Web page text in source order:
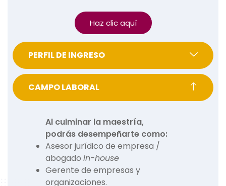
Haz clic aquí
PERFIL DE INGRESO
CAMPO LABORAL
Al culminar la maestría,
podrás desempeñarte como:
Asesor jurídico de empresa /
abogado in-house
Gerente de empresas y
organizaciones.